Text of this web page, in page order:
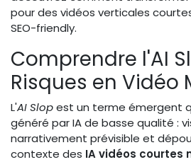
pour des vidéos verticales
SEO-friendly.
Comprendre l'AI
Risques en Vidéo
L'AI Slopest un terme émergent
généré par IA de basse qualité :
narrativement prévisible et
contexte des IA vidéos courtes